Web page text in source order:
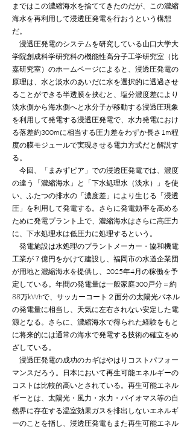
まではこの濃縮海水を捨ててきたのだが、この濃縮
海水を再利用して浸透圧発電を行おうという構想
だ。
浸透圧発電のシステムを研究している山口大学大
学院創成科学研究科の機能性高分子工学研究室（比
嘉研究室）のホームページによると、浸透圧発電の
原理は、水と淡水のあいだに水を選択的に透過させ
ることができる半透膜を挟むと、塩分濃度差により
淡水側から海水側へと水分子が移動する浸透圧現象
を利用して発電する浸透圧発電で、水力発電におけ
る落差約300mに相当する圧力差をわずか長さ1m程
度の膜モジュールで実現させる電力方式だと解説す
る。
今回、「まみずピア」での浸透圧発電では、濃度
の違う「濃縮海水」と「下水処理水（淡水）」を使
い、ふたつの排水の「濃度差」により生じる「浸透
圧」を利用して発電する。さらに発電効率を高める
ために発電プラント上で、濃縮海水はさらに高圧力
に、下水処理水は低圧力に処理するという。
発電施設は水処理のプラントメーカー・協和機電
工業が７億円をかけて建設し、福岡市の水道企業団
が用地と濃縮海水を提供し、2025年4月の稼働を予
定している。年間の発電量は一般家庭300戸分＝約
88万kWhで、サッカーコート２面分の太陽光パネル
の発電量に相当し、天気に左右されない安定した電
源となる。さらに、濃縮海水で得られた経験をもと
に将来的には通常の海水で発電する技術の確立をめ
ざしている。
浸透圧発電の成功のカギはやはりコストパフォー
マンスだろう。日本において再生可能エネルギーの
コストは比較的高いとされている。再生可能エネル
ギーとは、太陽光・風力・水力・バイオマス等の自
然界に存在する温室効果ガスを排出しないエネルギ
ーのことを指し、浸透圧発電もまた再生可能エネル